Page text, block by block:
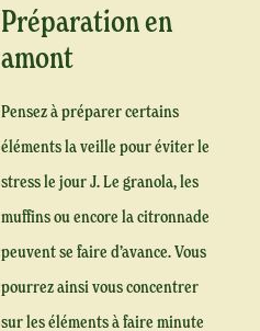
Préparation en
amont
Pensez à préparer certains
éléments la veille pour éviter le
stress le jour J. Le granola, les
muffins ou encore la citronnade
peuvent se faire d’avance. Vous
pourrez ainsi vous concentrer
sur les éléments à faire minute